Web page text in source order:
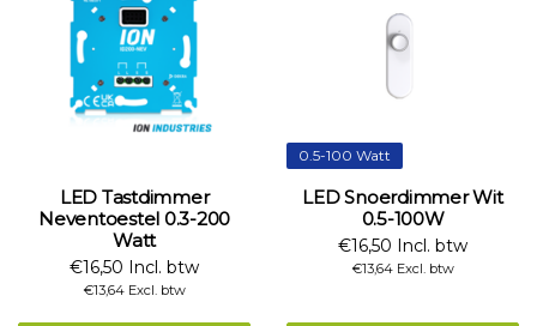
LED Tastdimmer
Neventoestel 0.3-200
Watt
€16,50 Incl. btw
€13,64 Excl. btw
0.5-100 Watt
LED Snoerdimmer Wit
0.5-100W
€16,50 Incl. btw
€13,64 Excl. btw